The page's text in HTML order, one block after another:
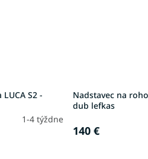
S2 -
1-4 týždne
Nadstavec na
dub lefkas
140 €